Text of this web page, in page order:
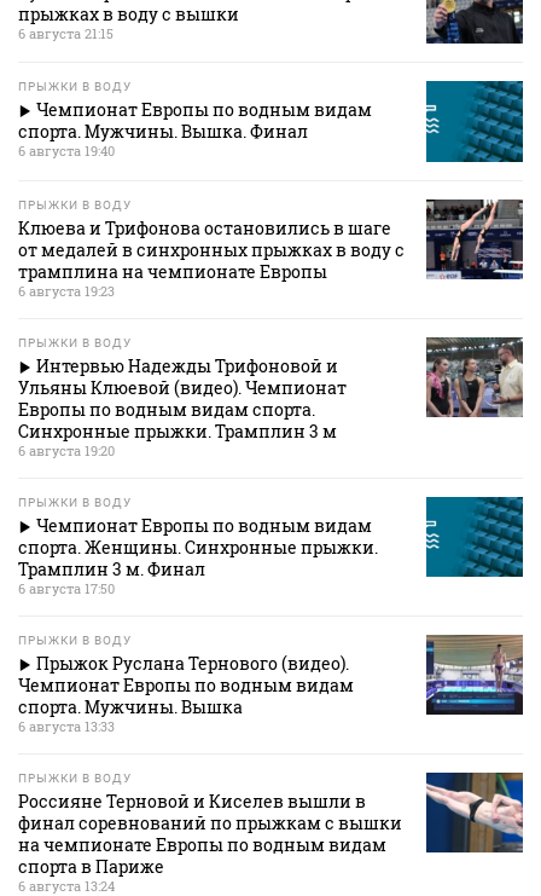
прыжках в воду с вышки
6 августа 21:15
ПРЫЖКИ В ВОДУ
Чемпионат Европы по водным видам
спорта. Мужчины. Вышка. Финал
6 августа 19:40
ПРЫЖКИ В ВОДУ
Клюева и Трифонова остановились в шаге
от медалей в синхронных прыжках в воду c
трамплина на чемпионате Европы
6 августа 19:23
ПРЫЖКИ В ВОДУ
Интервью Надежды Трифоновой и
Ульяны Клюевой (видео). Чемпионат
Европы по водным видам спорта.
Синхронные прыжки. Трамплин 3 м
6 августа 19:20
ПРЫЖКИ В ВОДУ
Чемпионат Европы по водным видам
спорта. Женщины. Синхронные прыжки.
Трамплин 3 м. Финал
6 августа 17:50
ПРЫЖКИ В ВОДУ
Прыжок Руслана Тернового (видео).
Чемпионат Европы по водным видам
спорта. Мужчины. Вышка
6 августа 13:33
ПРЫЖКИ В ВОДУ
Россияне Терновой и Киселев вышли в
финал соревнований по прыжкам с вышки
на чемпионате Европы по водным видам
спорта в Париже
6 августа 13:24